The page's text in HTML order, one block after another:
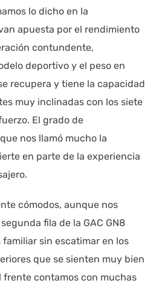
lo dicho en la
apuesta por el rendimiento
contundente,
deportivo y el peso en
recupera y tiene la capacidad
muy inclinadas con los siete
El grado de
nos llamó mucho la
en parte de la experiencia
cómodos, aunque nos
fila de la GAC GN8
familiar sin escatimar en los
que se sienten muy bien
frente contamos con muchas